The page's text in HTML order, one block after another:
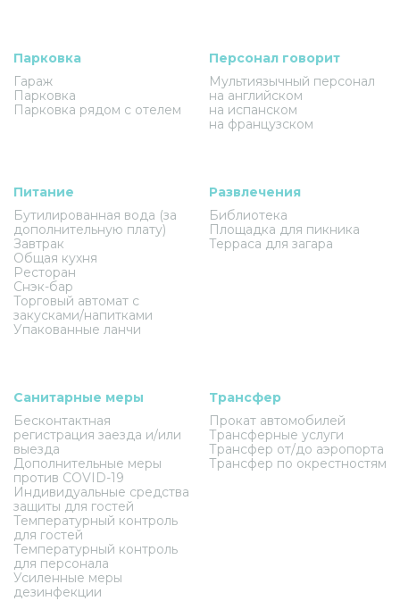
Парковка
Гараж
Парковка
Парковка рядом с отелем
Персонал говорит
Мультиязычный персонал
на английском
на испанском
на французском
Питание
Бутилированная вода (за
дополнительную плату)
Завтрак
Общая кухня
Ресторан
Снэк-бар
Торговый автомат с
закусками/напитками
Упакованные ланчи
Развлечения
Библиотека
Площадка для пикника
Терраса для загара
Санитарные меры
Бесконтактная
регистрация заезда и/или
выезда
Дополнительные меры
против COVID-19
Индивидуальные средства
защиты для гостей
Температурный контроль
для гостей
Температурный контроль
для персонала
Усиленные меры
дезинфекции
Трансфер
Прокат автомобилей
Трансферные услуги
Трансфер от/до аэропорта
Трансфер по окрестностям